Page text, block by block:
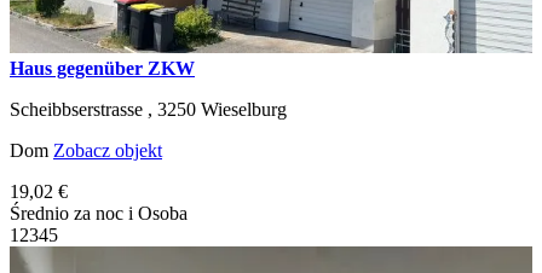
Haus gegenüber ZKW
Scheibbserstrasse , 3250 Wieselburg
Dom Zobacz objekt
19,02 €
Średnio za noc i Osoba
1 2345